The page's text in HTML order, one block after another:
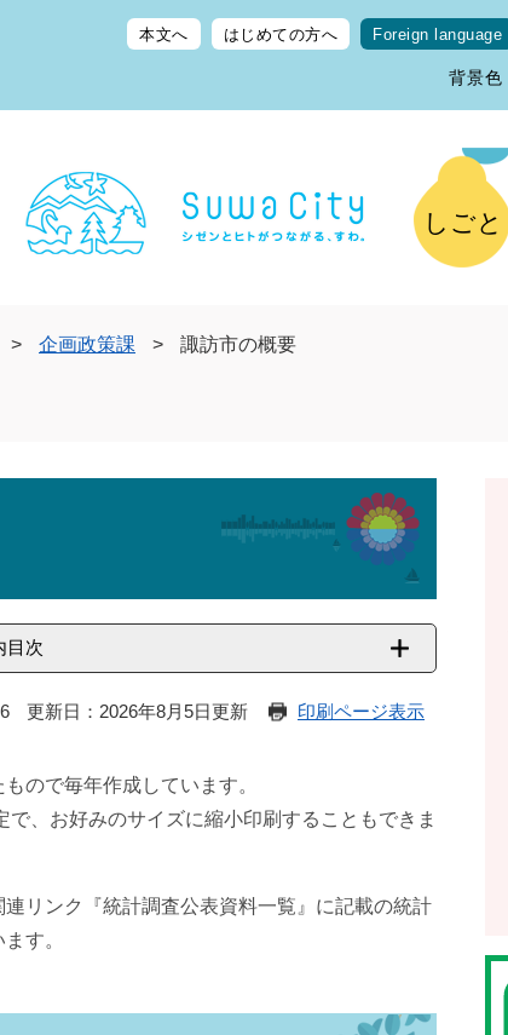
本文へ はじめての方へ Foreign language
背景色
しごと
> 企画政策課 >
諏訪市の概要
目次
更新日：2026年8月5日更新 印刷ページ表示
ので毎年作成しています。
、お好みのサイズに縮小印刷することもできま
リンク『統計調査公表資料一覧』に記載の統計
す。